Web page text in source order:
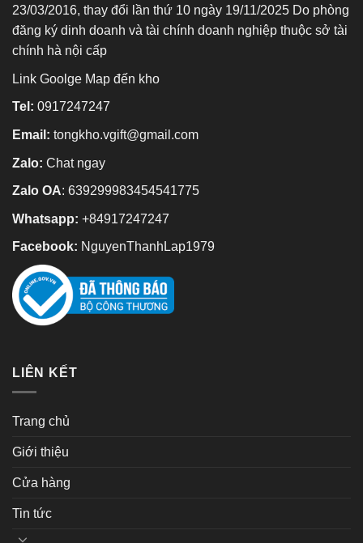
23/03/2016, thay đổi lần thứ 10 ngày 19/11/2025 Do phòng
đăng ký dinh doanh và tài chính doanh nghiệp thuộc sở tài
chính hà nội cấp
Link Goolge Map đến kho
Tel: 0917247247
Email: tongkho.vgift@gmail.com
Zalo: Chat ngay
Zalo OA: 639299983454541775
Whatsapp: +84917247247
Facebook: NguyenThanhLap1979
LIÊN KẾT
Trang chủ
Giới thiệu
Cửa hàng
Tin tức